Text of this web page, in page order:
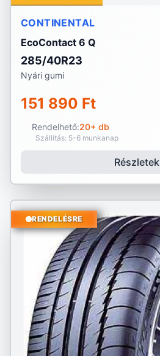
CONTINENTAL
EcoContact 6 Q
285/40R23
Nyári gumi
151 890 Ft
Rendelhető:20+ db
Szállítás: 5-6 munkanap
Részletek
RENDELÉSRE